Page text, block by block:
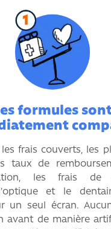
formules
frais couverts, les
taux de
les frais de
et le
un seul écran.
avant de manière